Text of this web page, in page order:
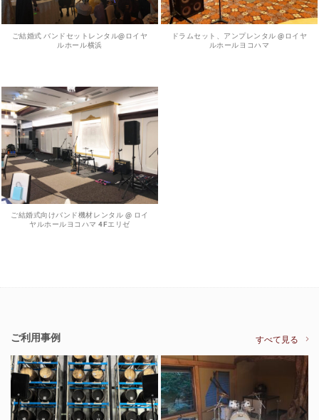
ご結婚式 バンドセットレンタル@ロイヤ
ルホール横浜
ドラムセット、アンプレンタル @ロイヤ
ルホールヨコハマ
ご結婚式向けバンド機材レンタル @ ロイ
ヤルホールヨコハマ 4Fエリゼ
ご利用事例 すべて見る